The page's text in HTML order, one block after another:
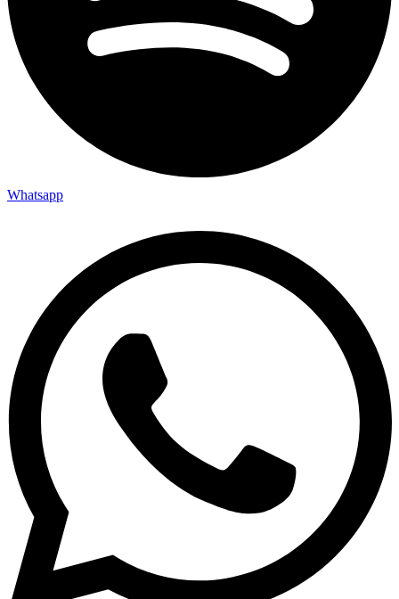
Whatsapp